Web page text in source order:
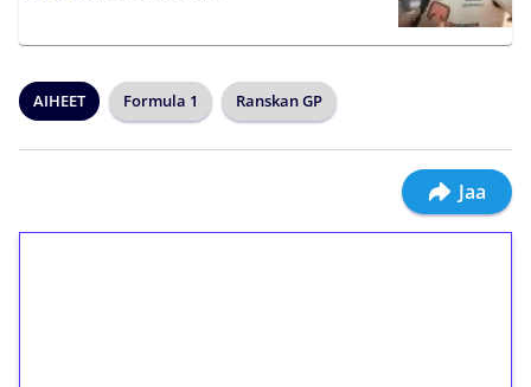
AIHEET Formula 1 Ranskan GP
Jaa